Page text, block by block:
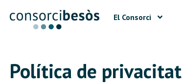
El Consorci
Política de privacitat